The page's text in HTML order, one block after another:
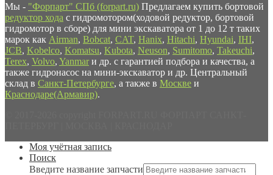
Мы - "Форпарт" СПб (forpart.ru) Предлагаем купить бортовой
редуктор хода с гидромотором(ходовой редуктор, бортовой
гидромотор в сборе) для мини экскаватора от 1 до 12 т таких
марок как Airman, Bobcat, CAT, Hanix, Hitachi, Hyundai, IHI,
JCB, Kobelco, Komatsu, Kubota, Neuson, Sumitomo, Takeuchi,
Terex, Volvo, Yanmar и др. с гарантией подбора и качества, а
также гидронасос на мини-экскаватор и др. Центральный
склад в Санкт-Петербурге, а также в Москве и
Краснодаре(Армавир).
Моя учётная запись
Поиск
Введите название запчасти